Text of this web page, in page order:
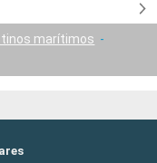
marítimos